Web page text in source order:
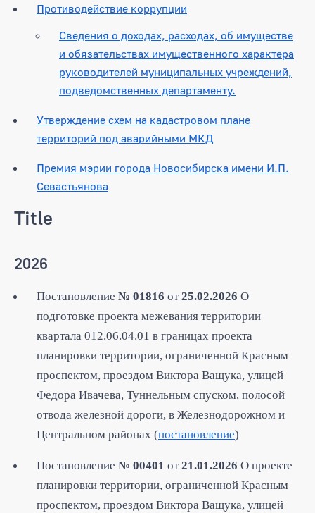
Противодействие коррупции
Сведения о доходах, расходах, об имуществе
и обязательствах имущественного характера
руководителей муниципальных учреждений,
подведомственных департаменту.
Утверждение схем на кадастровом плане
территорий под аварийными МКД
Премия мэрии города Новосибирска имени И.П.
Севастьянова
Title
2026
Постановление № 01816 от25.02.2026 О
подготовке проекта межевания территории
квартала 012.06.04.01 в границах проекта
планировки территории, ограниченной Красным
проспектом, проездом Виктора Ващука, улицей
Федора Ивачева, Туннельным спуском, полосой
отвода железной дороги, в Железнодорожном и
Центральном районах (постановление)
Постановление № 00401 от21.01.2026 О проекте
планировки территории, ограниченной Красным
проспектом, проездом Виктора Ващука, улицей